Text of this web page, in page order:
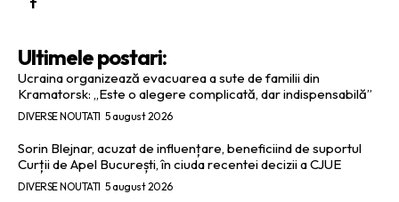
Ultimele postari:
Ucraina organizează evacuarea a sute de familii din
Kramatorsk: „Este o alegere complicată, dar indispensabilă”
DIVERSE NOUTATI 5 august 2026
Sorin Blejnar, acuzat de influențare, beneficiind de suportul
Curții de Apel București, în ciuda recentei decizii a CJUE
DIVERSE NOUTATI 5 august 2026